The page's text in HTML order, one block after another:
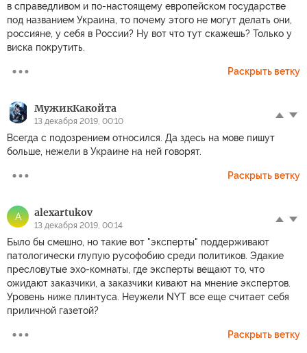
в справедливом и по-настоящему европейском государстве
под названием Украина, то почему этого не могут делать они,
россияне, у себя в России? Ну вот что тут скажешь? Только у
виска покрутить.
Раскрыть ветку
МужикКакойта
13 декабря 2019, 00:10
Всегда с подозрением относился. Да здесь на мове пишут
больше, нежели в Украине на ней говорят.
Раскрыть ветку
A alexartukov
13 декабря 2019, 00:14
Было бы смешно, но такие вот "эксперты" поддерживают
патологически глупую русофобию среди политиков. Эдакие
пресловутые эхо-комнаты, где эксперты вещают то, что
ожидают заказчики, а заказчики кивают на мнение экспертов.
Уровень ниже плинтуса. Неужели NYT все еще считает себя
приличной газетой?
Раскрыть ветку